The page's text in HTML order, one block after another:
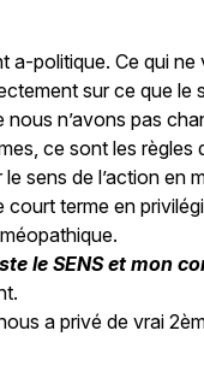
politique. Ce qui ne
sur ce que le
n’avons pas
ce sont les règles
sens de l’action en
terme en
le SENS et mon
a privé de vrai